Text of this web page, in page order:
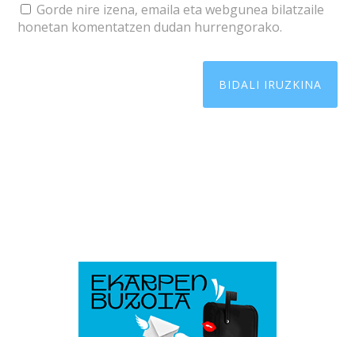
Gorde nire izena, emaila eta webgunea bilatzaile
honetan komentatzen dudan hurrengorako.